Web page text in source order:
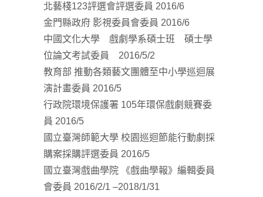
北藝棧123評選會評選委員 2016/6
金門縣政府 影視委員會委員 2016/6
中國文化大學 戲劇學系碩士班 碩士學
位論文考試委員 2016/5/2
教育部 推動各類藝文團體至中小學巡迴展
演計畫委員 2016/5
行政院環境保護署 105年環保戲劇競賽委
員 2016/5
國立臺灣師範大學 校園巡迴節能行動劇採
購案採購評選委員 2016/5
國立臺灣戲曲學院 《戲曲學報》編輯委員
會委員 2016/2/1 –2018/1/31